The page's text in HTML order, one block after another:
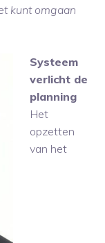
kunt omgaan
Systeem
verlicht de
planning
Het
opzetten
van het